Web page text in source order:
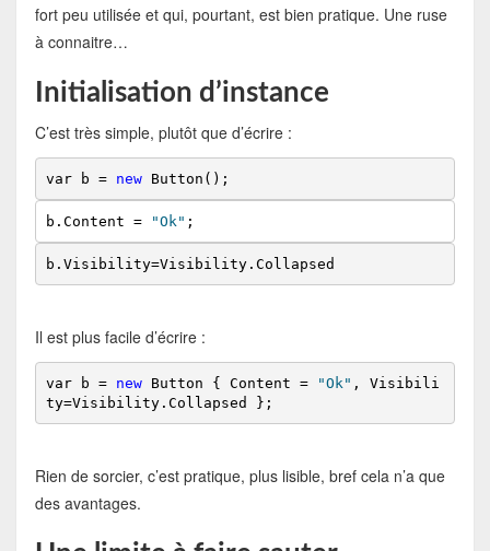
fort peu utilisée et qui, pourtant, est bien pratique. Une ruse
à connaitre…
Initialisation d’instance
C’est très simple, plutôt que d’écrire :
var b = new Button();
b.Content = "Ok" ;
b.Visibility=Visibility.Collapsed
Il est plus facile d’écrire :
var b = new Button { Content = "Ok" , Visibili
ty=Visibility.Collapsed };
Rien de sorcier, c’est pratique, plus lisible, bref cela n’a que
des avantages.